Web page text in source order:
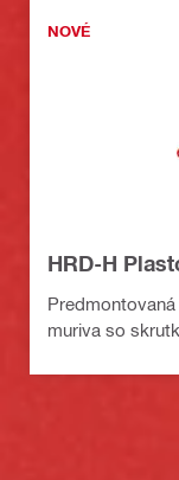
NOVÉ
HRD-H
muriva so